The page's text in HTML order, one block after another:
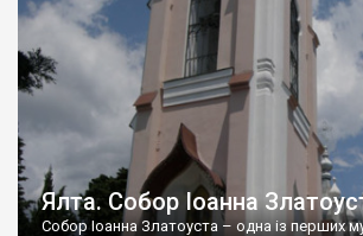
Ялта. Собор Іоанна
Собор Іоанна Златоуста – одна із перших